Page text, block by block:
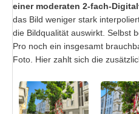
einer moderaten 2-fach-
das Bild weniger stark
die Bildqualität auswirkt. Selbst
Pro noch ein insgesamt
Foto. Hier zahlt sich die